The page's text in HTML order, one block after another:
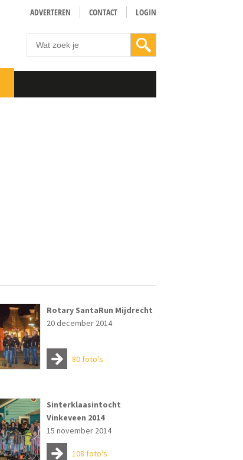
ADVERTEREN CONTACT LOGIN
Rotary SantaRun Mijdrecht
20 december 2014
80 foto's
Sinterklaasintocht
Vinkeveen 2014
15 november 2014
108 foto's